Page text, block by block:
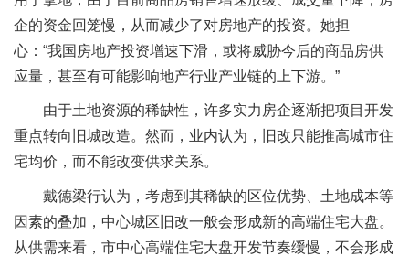
企的资金回笼慢，从而减少了对房地产的投资。她担
心：“我国房地产投资增速下滑，或将威胁今后的商品房供
应量，甚至有可能影响地产行业产业链的上下游。”
由于土地资源的稀缺性，许多实力房企逐渐把项目开发
重点转向旧城改造。然而，业内认为，旧改只能推高城市住
宅均价，而不能改变供求关系。
戴德梁行认为，考虑到其稀缺的区位优势、土地成本等
因素的叠加，中心城区旧改一般会形成新的高端住宅大盘。
从供需来看，市中心高端住宅大盘开发节奏缓慢，不会形成